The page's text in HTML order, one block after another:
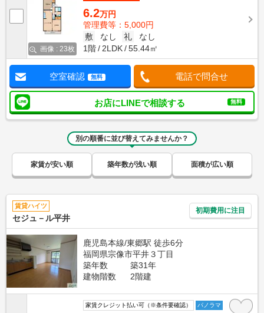
画像 : 23枚
6.2万円
管理費等：5,000円
敷
なし 礼
なし
1階
2LDK 55.44㎡
空室確認 無料 電話で問合せ
お店にLINEで相談する 無料
別の順番に並び替えてみませんか？
家賃が安い順 築年数が浅い順 面積が広い順
賃貸ハイツ
セジュ－ル平井
初期費用に注目
鹿児島本線/東郷駅 徒歩6分
福岡県宗像市平井３丁目
築年数
築31年
建物階数
2階建
家賃クレジット払い可（※条件要確認） パノラマ